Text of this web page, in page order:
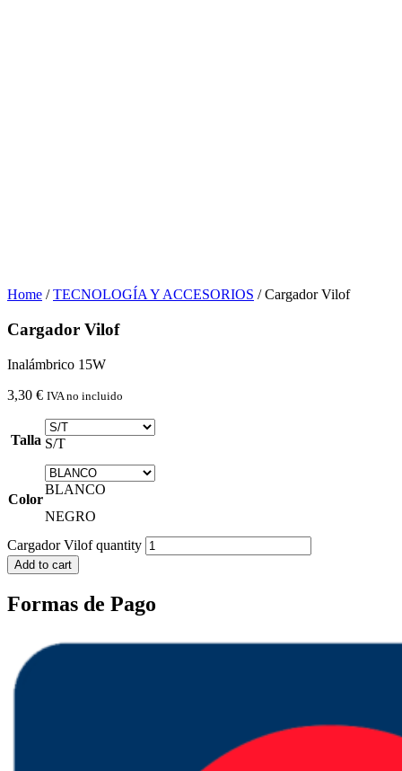
Home /TECNOLOGÍA Y ACCESORIOS / Cargador Vilof
Cargador Vilof
Inalámbrico 15W
3,30 € IVA no incluido
Talla S/T
Color
BLANCO
NEGRO
Cargador Vilof quantity
Add to cart
Formas de Pago